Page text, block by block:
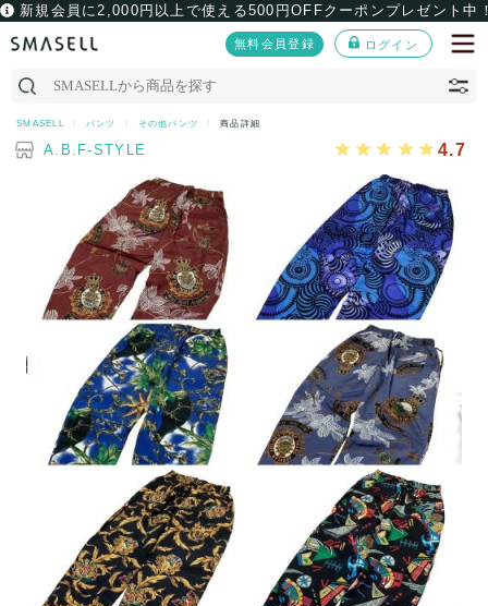
新規会員に2,000円以上で使える500円OFFクーポンプレゼント中
無料会員登録 ログイン
SMASELL パンツ その他パンツ 商品詳細
A.B.F-STYLE 4.7